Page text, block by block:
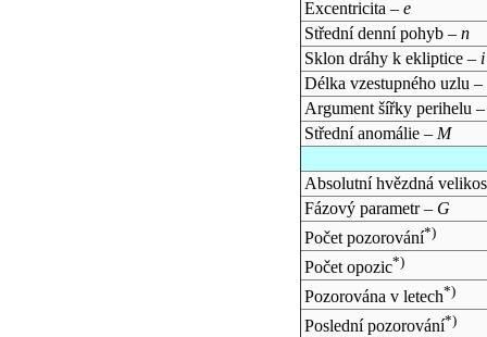
Excentricita – e
Střední denní pohyb – n
Sklon dráhy k ekliptice – i
Délka vzestupného uzlu –
Argument šířky perihelu
Střední anomálie – M
Absolutní hvězdná
Fázový parametr – G
Počet pozorování*)
Počet opozic*)
Pozorována v letech*)
Poslední pozorování*)